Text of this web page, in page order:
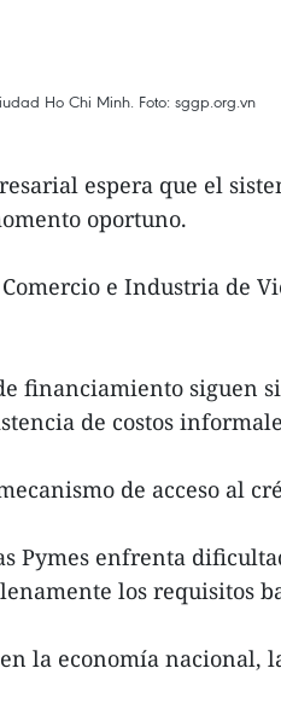
Ho Chi Minh. Foto: sggp.org.vn
espera que el
oportuno.
e Industria de
financiamiento siguen
de costos
de acceso al
Pymes enfrenta
los requisitos
la economía nacional,